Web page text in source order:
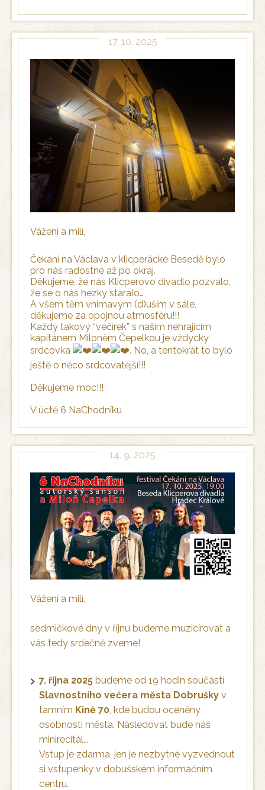
17. 10. 2025
Vážení a milí,
Čekání na Václava v klicperácké Besedě bylo
pro nás radostné až po okraj.
Děkujeme, že nás Klicperovo divadlo pozvalo,
že se o nás hezky staralo…
A všem těm vnímavým (d)uším v sále,
děkujeme za opojnou atmosféru!!!
Každý takový “večírek” s naším nehrajícím
kapitánem Miloněm Čepelkou je vždycky
srdcovka
. No, a tentokrát to bylo
ještě o něco srdcovatější!!!
Děkujeme moc!!!
V úctě 6 NaChodníku
14. 9. 2025
Vážení a milí,
sedmičkové dny v říjnu budeme muzicírovat a
vás tedy srdečně zveme!
7. října 2025 budeme od 19 hodin součástí
Slavnostního večera města Dobrušky v
tamním Kině 70, kde budou oceněny
osobnosti města. Následovat bude náš
minirecitál...
Vstup je zdarma, jen je nezbytné vyzvednout
si vstupenky v dobušském informačním
centru.